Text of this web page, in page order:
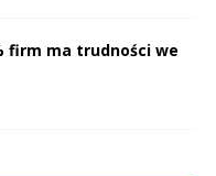
firm ma trudności we